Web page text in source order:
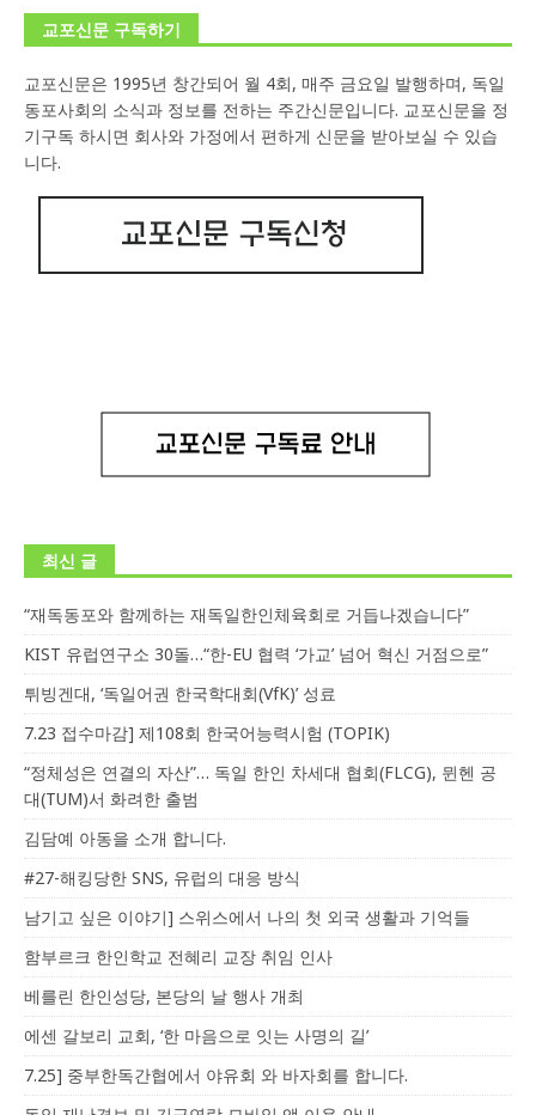
교포신문 구독하기
교포신문은 1995년 창간되어 월 4회, 매주 금요일 발행하며, 독일
동포사회의 소식과 정보를 전하는 주간신문입니다. 교포신문을 정
기구독 하시면 회사와 가정에서 편하게 신문을 받아보실 수 있습
니다.
최신 글
“재독동포와 함께하는 재독일한인체육회로 거듭나겠습니다”
KIST 유럽연구소 30돌…“한-EU 협력 ‘가교’ 넘어 혁신 거점으로”
튀빙겐대, ‘독일어권 한국학대회(VfK)’ 성료
7.23 접수마감] 제108회 한국어능력시험 (TOPIK)
“정체성은 연결의 자산”… 독일 한인 차세대 협회(FLCG), 뮌헨 공
대(TUM)서 화려한 출범
김담예 아동을 소개 합니다.
#27-해킹당한 SNS, 유럽의 대응 방식
남기고 싶은 이야기] 스위스에서 나의 첫 외국 생활과 기억들
함부르크 한인학교 전혜리 교장 취임 인사
베를린 한인성당, 본당의 날 행사 개최
에센 갈보리 교회, ‘한 마음으로 잇는 사명의 길’
7.25] 중부한독간협에서 야유회 와 바자회를 합니다.